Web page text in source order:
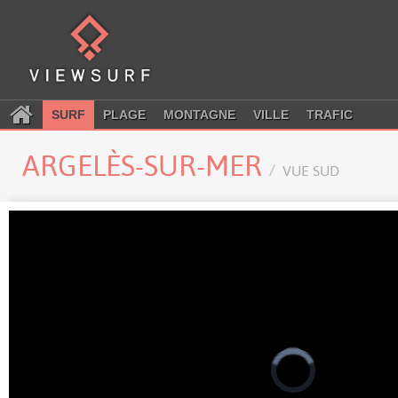
SURF PLAGE MONTAGNE VILLE TRAFIC
ARGELÈS-SUR-MER VUE SUD